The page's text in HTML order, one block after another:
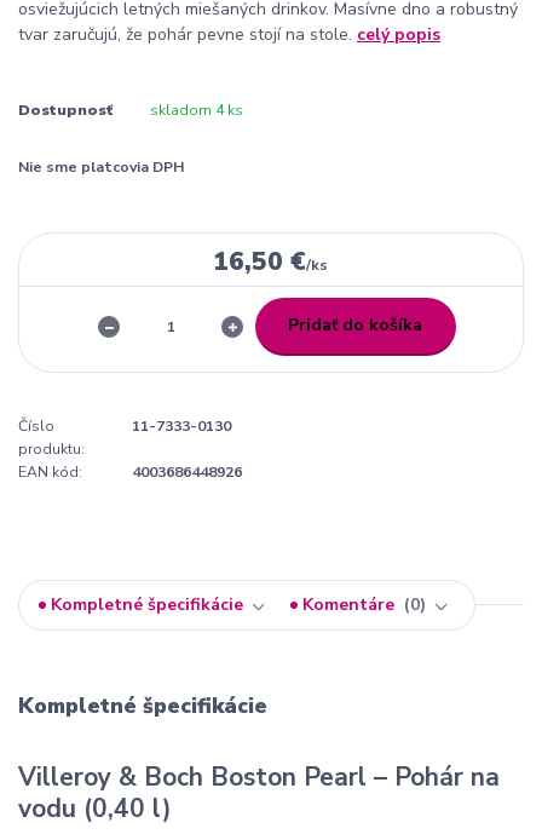
osviežujúcich letných miešaných drinkov. Masívne dno a robustný
tvar zaručujú, že pohár pevne stojí na stole. celý popis
Dostupnosť skladom 4 ks
Nie sme platcovia DPH
16,50 €/ks
Pridať do košíka
Číslo
produktu:
11-7333-0130
EAN kód: 4003686448926
Kompletné špecifikácie Komentáre 0
Kompletné špecifikácie
Villeroy & Boch Boston Pearl – Pohár na
vodu (0,40 l)